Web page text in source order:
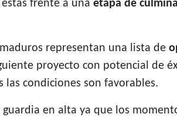
frente a una etapa de
representan una lista de
proyecto con potencial de
condiciones son favorables.
en alta ya que los